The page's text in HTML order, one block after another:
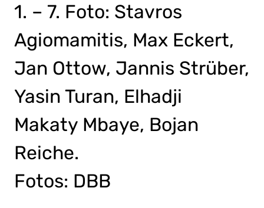
1. – 7. Foto: Stavros
Agiomamitis, Max Eckert,
Jan Ottow, Jannis Strüber,
Yasin Turan, Elhadji
Makaty Mbaye, Bojan
Reiche.
Fotos: DBB